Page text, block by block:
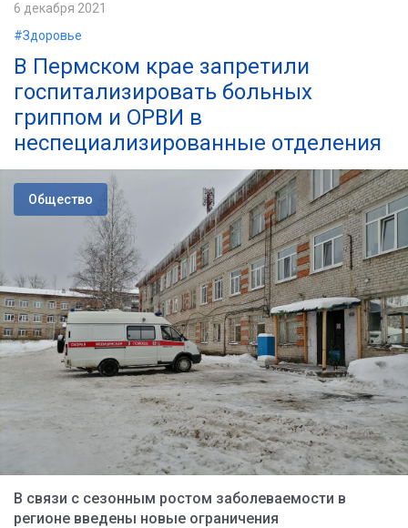
6 декабря 2021
#Здоровье
В Пермском крае запретили
госпитализировать больных
гриппом и ОРВИ в
неспециализированные отделения
Общество
В связи с сезонным ростом заболеваемости в
регионе введены новые ограничения